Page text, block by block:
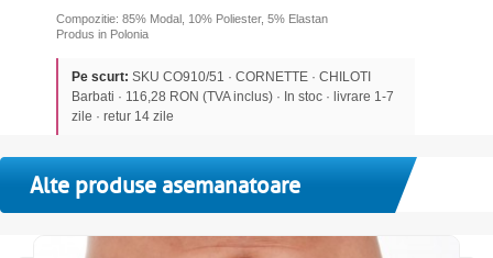
Compozitie: 85% Modal, 10% Poliester, 5% Elastan
Produs in Polonia
Pe scurt: SKU CO910/51 · CORNETTE · CHILOTI
Barbati · 116,28 RON (TVA inclus) · In stoc · livrare 1-7
zile · retur 14 zile
Alte produse asemanatoare